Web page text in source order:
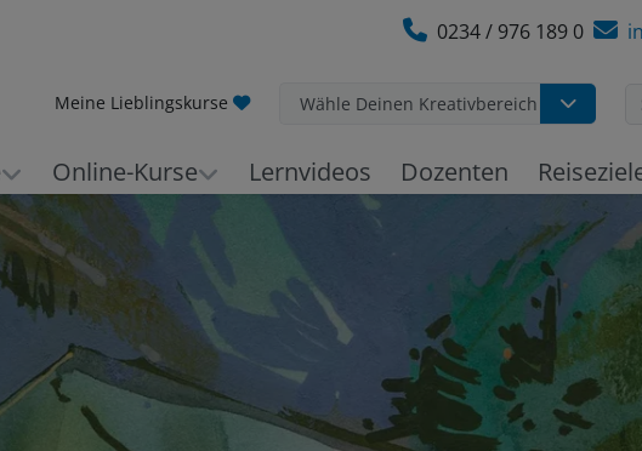
0234 / 976 189 0
Meine Lieblingskurse Wähle Deinen Kreativbereich
Online-Kurse Lernvideos Dozenten